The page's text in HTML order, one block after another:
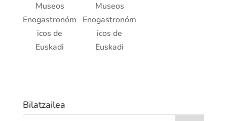
Museos
Enogastronóm
icos de
Euskadi
Museos
Enogastronóm
icos de
Euskadi
Bilatzailea